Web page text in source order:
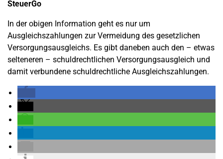
SteuerGo
In der obigen Information geht es nur um
Ausgleichszahlungen zur Vermeidung des gesetzlichen
Versorgungsausgleichs. Es gibt daneben auch den – etwas
selteneren – schuldrechtlichen Versorgungsausgleich und
damit verbundene schuldrechtliche Ausgleichszahlungen.